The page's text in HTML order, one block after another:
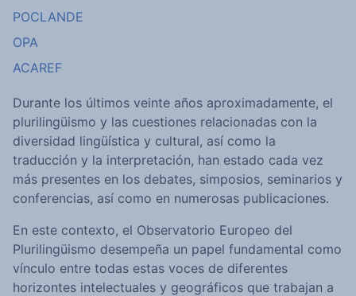
POCLANDE
OPA
ACAREF
Durante los últimos veinte años aproximadamente, el
plurilingüismo y las cuestiones relacionadas con la
diversidad lingüística y cultural, así como la
traducción y la interpretación, han estado cada vez
más presentes en los debates, simposios, seminarios y
conferencias, así como en numerosas publicaciones.
En este contexto, el Observatorio Europeo del
Plurilingüismo desempeña un papel fundamental como
vínculo entre todas estas voces de diferentes
horizontes intelectuales y geográficos que trabajan a